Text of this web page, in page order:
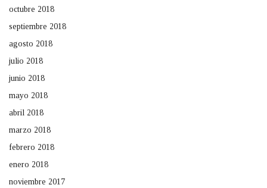
octubre 2018
septiembre 2018
agosto 2018
julio 2018
junio 2018
mayo 2018
abril 2018
marzo 2018
febrero 2018
enero 2018
noviembre 2017